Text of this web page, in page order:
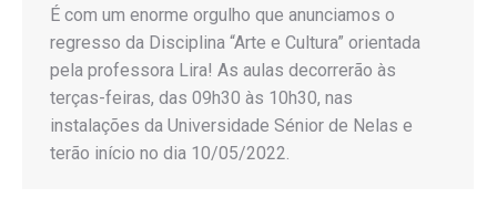
É com um enorme orgulho que anunciamos o
regresso da Disciplina “Arte e Cultura” orientada
pela professora Lira! As aulas decorrerão às
terças-feiras, das 09h30 às 10h30, nas
instalações da Universidade Sénior de Nelas e
terão início no dia 10/05/2022.